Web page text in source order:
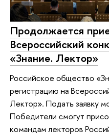
Продолжается
Всероссийский
«Знание. Лектор»
Российское общество
регистрацию на
Лектор». Подать заявку
Победители смогут
командам лекторов